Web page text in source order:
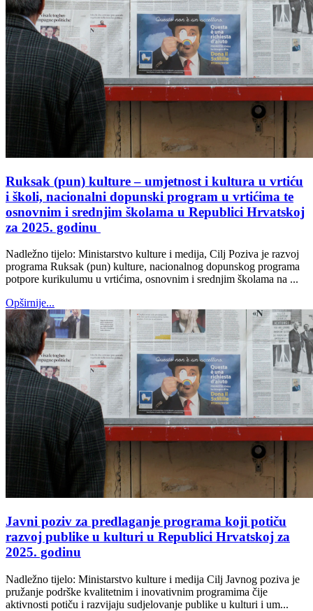
Ruksak (pun) kulture – umjetnost i kultura u vrtiću
i školi, nacionalni dopunski program u vrtićima te
osnovnim i srednjim školama u Republici Hrvatskoj
za 2025. godinu
Nadležno tijelo: Ministarstvo kulture i medija, Cilj Poziva je razvoj
programa Ruksak (pun) kulture, nacionalnog dopunskog programa
potpore kurikulumu u vrtićima, osnovnim i srednjim školama na ...
Opširnije...
Javni poziv za predlaganje programa koji potiču
razvoj publike u kulturi u Republici Hrvatskoj za
2025. godinu
Nadležno tijelo: Ministarstvo kulture i medija Cilj Javnog poziva je
pružanje podrške kvalitetnim i inovativnim programima čije
aktivnosti potiču i razvijaju sudjelovanje publike u kulturi i um...